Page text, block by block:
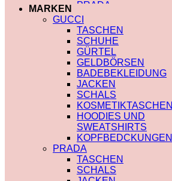
SAINT LAURENT
VERSACE
SCHALS
CHLOE
FENDI
GUCCI
LOUIS VUITTON
PRADA
SAINT LAURENT
SCHULTERRIEMEN
DIOR
LOUIS VUITTON
STRUMPFHOSEN
GUCCI
KOSMETIKTASCHEN
PRADA
TRENCHCOAT
BURBERRY
PRADA
SOCKEN
GUCCI
SHORTS
BURBERRY
POLO
BURBERRY
CHLOE
GUCCI
MONCLER
HOODIES UND
SWEATSHIRTS
AMI PARIS
BURBERRY
MARKEN
GUCCI
TASCHEN
SCHUHE
GÜRTEL
GELDBÖRSEN
BADEBEKLEIDUNG
JACKEN
SCHALS
KOSMETIKTASCHEN
HOODIES UND
SWEATSHIRTS
KOPFBEDCKUNGEN
PRADA
TASCHEN
SCHALS